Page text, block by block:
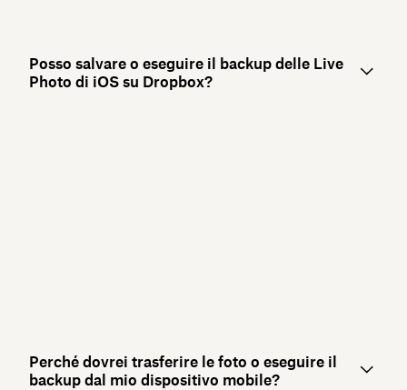
Posso salvare o eseguire il backup delle Live
Photo di iOS su Dropbox?
Perché dovrei trasferire le foto o eseguire il
backup dal mio dispositivo mobile?